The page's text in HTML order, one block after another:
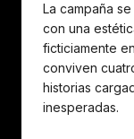
La campaña
con una
ficticiamente
conviven
historias
inesperadas.